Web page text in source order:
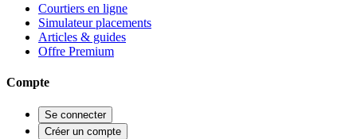
Courtiers en ligne
Simulateur placements
Articles & guides
Offre Premium
Compte
Se connecter
Créer un compte